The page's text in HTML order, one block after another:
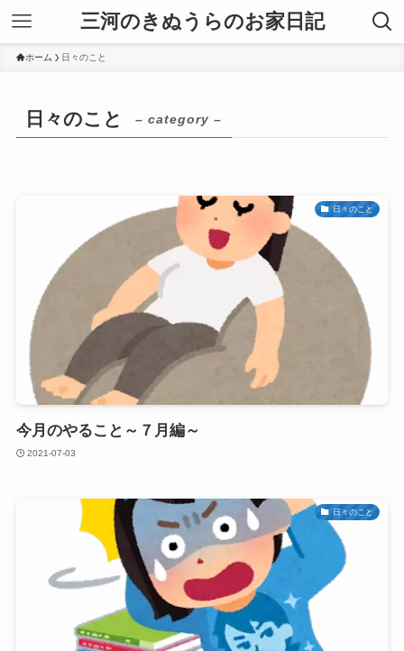
三河のきぬうらのお家日記
ホーム 日々のこと
日々のこと – category –
日々のこと
今月のやること～７月編～
2021-07-03
日々のこと